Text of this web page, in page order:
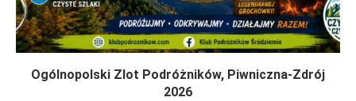
Ogólnopolski Zlot Podróżników, Piwniczna-Zdrój
2026